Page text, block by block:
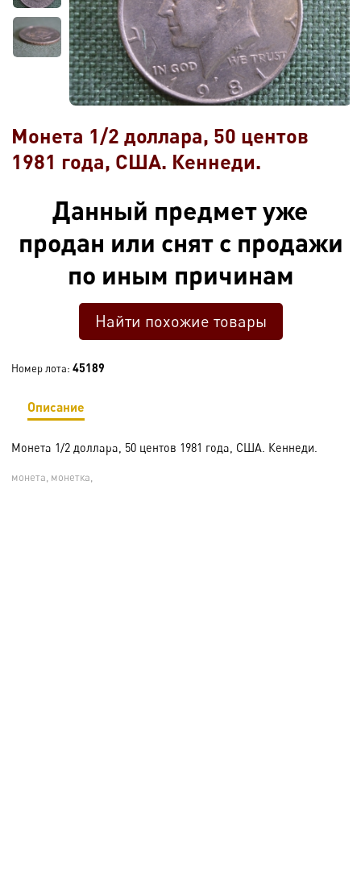
Монета 1/2 доллара, 50 центов
1981 года, США. Кеннеди.
Данный предмет уже
продан или снят с продажи
по иным причинам
Найти похожие товары
Номер лота: 45189
Описание
Монета 1/2 доллара, 50 центов 1981 года, США. Кеннеди.
монета, монетка,